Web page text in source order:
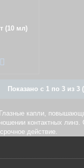
(10 мл)
Показано с 1 по 3 из 3
Глазные капли,
ношении контактных линз.
действие.